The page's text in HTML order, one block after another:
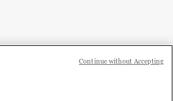
Continue without Accepting